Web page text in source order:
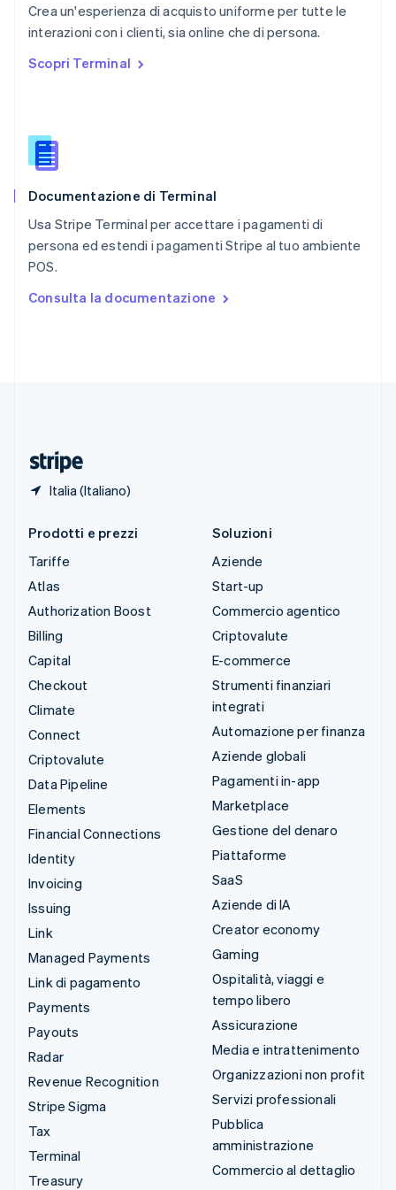
Crea un'esperienza di acquisto uniforme per tutte le
interazioni con i clienti, sia online che di persona.
Scopri Terminal
Documentazione di Terminal
Usa Stripe Terminal per accettare i pagamenti di
persona ed estendi i pagamenti Stripe al tuo ambiente
POS.
Consulta la documentazione
Italia (Italiano)
English简体中文
Regno Unito
Repubblica Ceca
Singapore
English
English
Slovenia
English
Spagna
Español
English Español简体中文
Prodotti e prezzi
Tariffe
Atlas
Authorization Boost
Billing
Capital
Checkout
Climate
Connect
Criptovalute
Data Pipeline
Elements
Financial Connections
Identity
Invoicing
Issuing
Link
Managed Payments
Link di pagamento
Payments
Payouts
Radar
Revenue Recognition
Stripe Sigma
Tax
Terminal
Treasury
Soluzioni
Aziende
Start-up
Commercio agentico
Criptovalute
E-commerce
Strumenti finanziari
integrati
Automazione per finanza
Aziende globali
Pagamenti in-app
Marketplace
Gestione del denaro
Piattaforme
SaaS
Aziende di IA
Creator economy
Gaming
Ospitalità, viaggi e
tempo libero
Assicurazione
Media e intrattenimento
Organizzazioni non profit
Servizi professionali
Pubblica
amministrazione
Commercio al dettaglio